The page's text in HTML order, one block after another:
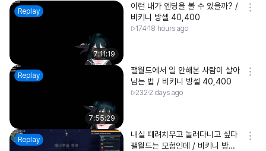
Replay
7:11:19
이런 내가 엔딩을 볼 수 있을까? /
비키니 방셀 40,400
174 18 hours ago
Replay
7:55:29
팰월드에서 일 안해본 사람이 살아
남는 법 / 비키니 방셀 40,400
232 2 days ago
Replay
내실 때려치우고 놀러다니고 싶다
팰월드는 모험인데 / 비키니 방셀